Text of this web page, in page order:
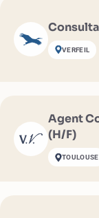
VERFEIL
Agent
(H/F)
TOULOUSE